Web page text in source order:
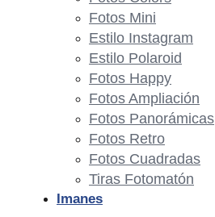
Fotos Mini
Estilo Instagram
Estilo Polaroid
Fotos Happy
Fotos Ampliación
Fotos Panorámicas
Fotos Retro
Fotos Cuadradas
Tiras Fotomatón
Imanes